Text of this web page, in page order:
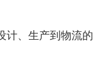
计、生产到物流的